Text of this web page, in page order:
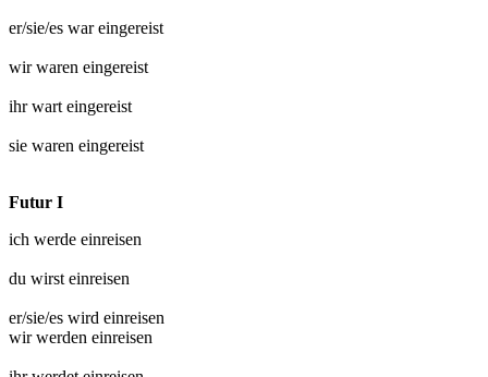
er/sie/es wareingereist
wir waren eingereist
ihr warteingereist
sie waren eingereist
Futur I
ich werde einreisen
du wirsteinreisen
er/sie/es wird einreisen
wir werden einreisen